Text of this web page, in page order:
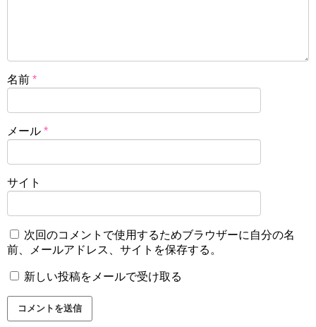
名前 *
メール *
サイト
次回のコメントで使用するためブラウザーに自分の名
前、メールアドレス、サイトを保存する。
新しい投稿をメールで受け取る